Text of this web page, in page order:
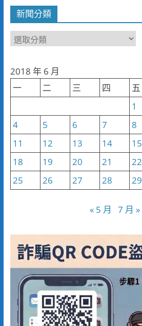
新聞分類
新
類
2018 年 6 月
一
二 三 四 五
1
4
5 6 7 8
11
12 13 14 15
18
19 20 21 22
25
26 27 28 29
« 5 月 7 月 »